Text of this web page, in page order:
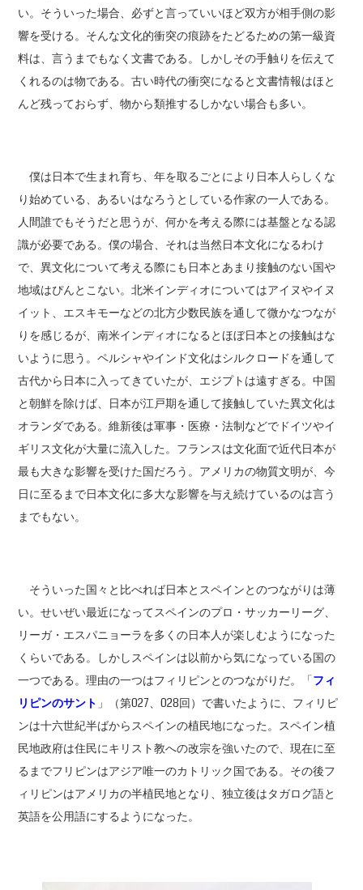
い。そういった場合、必ずと言っていいほど双方が相手側の影
響を受ける。そんな文化的衝突の痕跡をたどるための第一級資
料は、言うまでもなく文書である。しかしその手触りを伝えて
くれるのは物である。古い時代の衝突になると文書情報はほと
んど残っておらず、物から類推するしかない場合も多い。
僕は日本で生まれ育ち、年を取るごとにより日本人らしくな
り始めている、あるいはなろうとしている作家の一人である。
人間誰でもそうだと思うが、何かを考える際には基盤となる認
識が必要である。僕の場合、それは当然日本文化になるわけ
で、異文化について考える際にも日本とあまり接触のない国や
地域はぴんとこない。北米インディオについてはアイヌやイヌ
イット、エスキモーなどの北方少数民族を通して微かなつなが
りを感じるが、南米インディオになるとほぼ日本との接触はな
いように思う。ペルシャやインド文化はシルクロードを通して
古代から日本に入ってきていたが、エジプトは遠すぎる。中国
と朝鮮を除けば、日本が江戸期を通して接触していた異文化は
オランダである。維新後は軍事・医療・法制などでドイツやイ
ギリス文化が大量に流入した。フランスは文化面で近代日本が
最も大きな影響を受けた国だろう。アメリカの物質文明が、今
日に至るまで日本文化に多大な影響を与え続けているのは言う
までもない。
そういった国々と比べれば日本とスペインとのつながりは薄
い。せいぜい最近になってスペインのプロ・サッカーリーグ、
リーガ・エスパニョーラを多くの日本人が楽しむようになった
くらいである。しかしスペインは以前から気になっている国の
一つである。理由の一つはフィリピンとのつながりだ。「フィ
リピンのサント」（第027、028回）で書いたように、フィリピ
ンは十六世紀半ばからスペインの植民地になった。スペイン植
民地政府は住民にキリスト教への改宗を強いたので、現在に至
るまでフリピンはアジア唯一のカトリック国である。その後フ
ィリピンはアメリカの半植民地となり、独立後はタガログ語と
英語を公用語にするようになった。